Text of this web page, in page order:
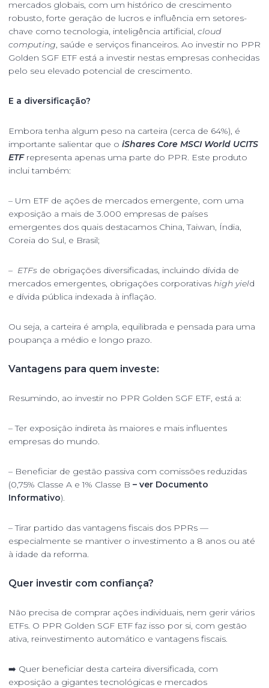
mercados globais, com um histórico de crescimento
robusto, forte geração de lucros e influência em setores-
chave como tecnologia, inteligência artificial, cloud
computing , saúde e serviços financeiros. Ao investir no PPR
Golden SGF ETF está a investir nestas empresas conhecidas
pelo seu elevado potencial de crescimento.
E a diversificação?
Embora tenha algum peso na carteira (cerca de 64%), é
importante salientar que o iShares Core MSCI World UCITS
ETFrepresenta apenas uma parte do PPR. Este produto
inclui também:
– Um ETF de ações de mercados emergente, com uma
exposição a mais de 3.000 empresas de países
emergentes dos quais destacamos China, Taiwan, Índia,
Coreia do Sul, e Brasil;
– ETFs de obrigações diversificadas, incluindo dívida de
mercados emergentes, obrigações corporativas high yield
e dívida pública indexada à inflação.
Ou seja, a carteira é ampla, equilibrada e pensada para uma
poupança a médio e longo prazo.
Vantagens para quem investe:
Resumindo, ao investir no PPR Golden SGF ETF, está a:
– Ter exposição indireta às maiores e mais influentes
empresas do mundo.
– Beneficiar de gestão passiva com comissões reduzidas
(0,75% Classe A e 1% Classe B – ver Documento
Informativo).
– Tirar partido das vantagens fiscais dos PPRs —
especialmente se mantiver o investimento a 8 anos ou até
à idade da reforma.
Quer investir com confiança?
Não precisa de comprar ações individuais, nem gerir vários
ETFs. O PPR Golden SGF ETF faz isso por si, com gestão
ativa, reinvestimento automático e vantagens fiscais.
➡️ Quer beneficiar desta carteira diversificada, com
exposição a gigantes tecnológicas e mercados